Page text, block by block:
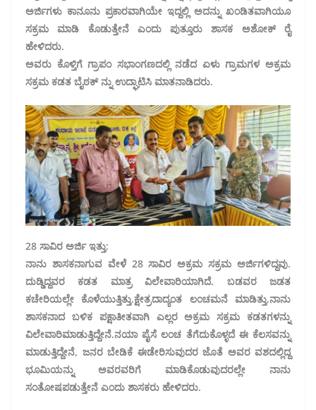
ಅರ್ಜಿಗಳು ಕಾನೂನು ಪ್ರಕಾರವಾಗಿಯೇ ಇದ್ದಲ್ಲಿ ಅದನ್ನು ಖಂಡಿತವಾಗಿಯೂ
ಸಕ್ರಮ ಮಾಡಿ ಕೊಡುತ್ತೇನೆ ಎಂದು ಪುತ್ತೂರು ಶಾಸಕ ಅಶೋಕ್ ರೈ
ಹೇಳಿದರು.
ಅವರು ಕೊಳ್ತಿಗೆ ಗ್ರಾಪಂ ಸಭಾಂಗಣದಲ್ಲಿ ನಡೆದ ಏಳು ಗ್ರಾಮಗಳ ಅಕ್ರಮ
ಸಕ್ರಮ ಕಡತ ಬೈಠಕ್ ನ್ನು ಉದ್ಘಾಟಿಸಿ ಮಾತನಾಡಿದರು.
28 ಸಾವಿರ ಅರ್ಜಿ ಇತ್ತು:
ನಾನು ಶಾಸಕನಾಗುವ ವೇಳೆ 28 ಸಾವಿರ ಅಕ್ರಮ ಸಕ್ರಮ ಅರ್ಜಿಗಳಿದ್ದವು.
ದುಡ್ಡಿದ್ದವರ ಕಡತ ಮಾತ್ರ ವಿಲೇವಾರಿಯಾಗಿದೆ. ಬಡವರ ಜಡತ
ಕಚೇರಿಯಲ್ಲೇ ಕೊಳೆಯುತ್ತಿತ್ತು.‌ಕ್ಷೇತ್ರದಾದ್ಯಂತ ಲಂಚ‌ಮನೆ ಮಾಡಿತ್ತು.‌ನಾನು
ಶಾಸಕನಾದ ಬಳಿಕ ಪಕ್ಷಾತೀತವಾಗಿ ಎಲ್ಲರ ಅಕ್ರಮ ಸಕ್ರಮ ಕಡತಗಳನ್ನು
ವಿಲೇವಾರಿ‌ಮಾಡುತ್ತಿದ್ದೇನೆ.‌ನಯಾ ಪೈಸೆ ಲಂಚ‌ ತೆಗೆದುಕೊಳ್ಳದೆ ಈ ಕೆಲಸವನ್ನು
ಮಾಡುತ್ತಿದ್ದೇನೆ, ಜನರ ಬೇಡಿಕೆ ಈಡೇರಿಸುವುದರ ಜೊತೆ ಅವರ ವಶದಲ್ಲಿದ್ದ
ಭೂಮಿಯನ್ನು ಅವರವರಿಗೆ ಮಾಡಿಕೊಡುವುದರಲ್ಲೇ ನಾನು
ಸಂತೋಷ‌ಪಡುತ್ತೇನೆ ಎಂದು ಶಾಸಕರು ಹೇಳಿದರು.